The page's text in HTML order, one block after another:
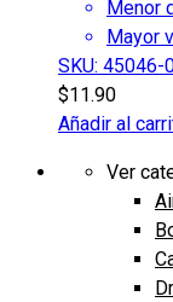
Menor
Mayor
SKU: 45046-
$11.90
Añadir al
Ver